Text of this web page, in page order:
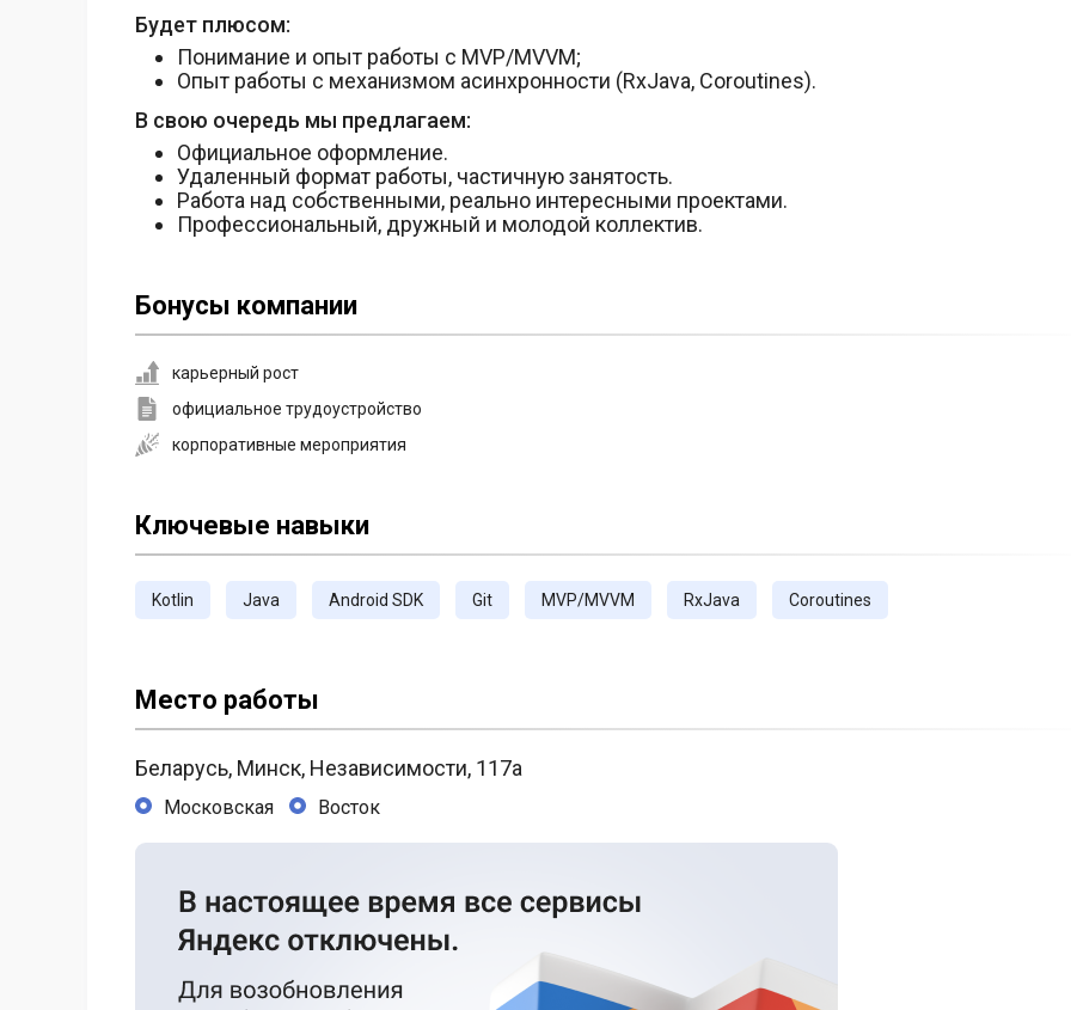
Будет плюсом:
Понимание и опыт работы с MVP/MVVM;
Опыт работы с механизмом асинхронности (RxJava, Coroutines).
В свою очередь мы предлагаем:
Официальное оформление.
Удаленный формат работы, частичную занятость.
Работа над собственными, реально интересными проектами.
Профессиональный, дружный и молодой коллектив.
Бонусы компании
карьерный рост
официальное трудоустройство
корпоративные мероприятия
Ключевые навыки
Kotlin Java Android SDK Git MVP/MVVM RxJava Coroutines
Место работы
Беларусь, Минск, Независимости, 117а
Московская Восток